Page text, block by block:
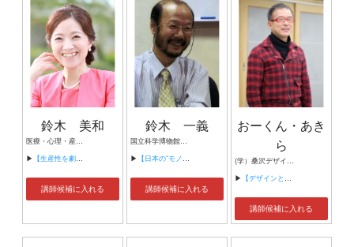
鈴木 美和
医療・心理・産業保健の3つの視点から、企業の現場に即した Well-being を支援する専門家 ・看護師/保健師 ・公認心理師 ・労働衛生コンサルタント ・健康経営アドバイザー
▶ 【生産性を劇的に変える睡眠変革研修～睡眠は最強のビジネススキル。脳の疲労をリセットし集中力を最大化する～】
講師候補に入れる
鈴木 一義
国立科学博物館理工学研究部 科学技術史グループ長
▶ 【日本の“モノづくり”の現状と今後?モノづくりからMONODZUKURIへ】
講師候補に入れる
おーくん・あき
ら
(学）桑沢デザイン研究所教授 NPO法人「OKUNファンデーション・日本障害者芸術支援協会」理事長 青山学院大学大学院兼任講師 湘南デザインスタジオ代表
▶ 【デザインと発想の世界】
講師候補に入れる